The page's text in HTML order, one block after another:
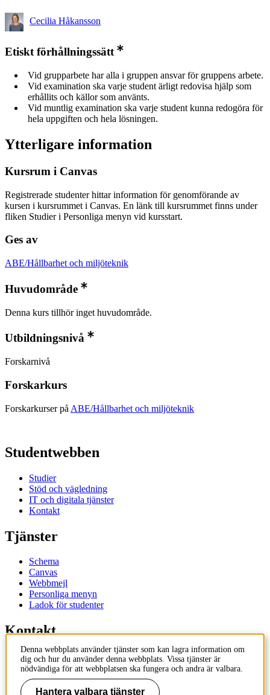
Cecilia Håkansson
Etiskt förhållningssätt
Vid grupparbete har alla i gruppen ansvar för gruppens arbete.
Vid examination ska varje student ärligt redovisa hjälp som
erhållits och källor som använts.
Vid muntlig examination ska varje student kunna redogöra för
hela uppgiften och hela lösningen.
Ytterligare information
Kursrum i Canvas
Registrerade studenter hittar information för genomförande av
kursen i kursrummet i Canvas. En länk till kursrummet finns under
fliken Studier i Personliga menyn vid kursstart.
Ges av
ABE/Hållbarhet och miljöteknik
Huvudområde
Denna kurs tillhör inget huvudområde.
Utbildningsnivå
Forskarnivå
Forskarkurs
Forskarkurser på ABE/Hållbarhet och miljöteknik
Studentwebben
Studier
Stöd och vägledning
IT och digitala tjänster
Kontakt
Tjänster
Schema
Canvas
Webbmejl
Personliga menyn
Ladok för studenter
Kontakt
Kontakta utbildningsprogram
Kontakta kurs
IT-support
KTH Entré
Denna webbplats använder tjänster som kan lagra information om
dig och hur du använder denna webbplats. Vissa tjänster är
nödvändiga för att webbplatsen ska fungera och andra är valbara.
Hantera valbara tjänster